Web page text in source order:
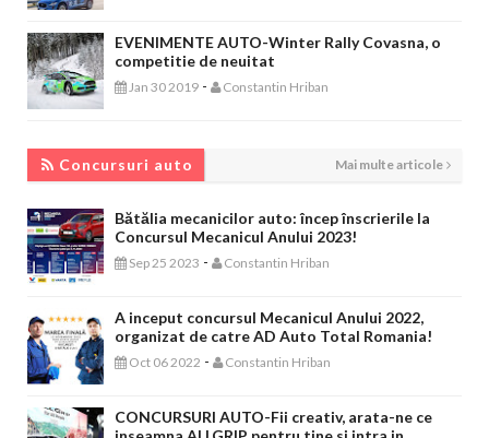
EVENIMENTE AUTO-Winter Rally Covasna, o
competitie de neuitat
Jan 30 2019 - Constantin Hriban
Concursuri auto Mai multe articole
Bătălia mecanicilor auto: încep înscrierile la
Concursul Mecanicul Anului 2023!
Sep 25 2023 - Constantin Hriban
A inceput concursul Mecanicul Anului 2022,
organizat de catre AD Auto Total Romania!
Oct 06 2022 - Constantin Hriban
CONCURSURI AUTO-Fii creativ, arata-ne ce